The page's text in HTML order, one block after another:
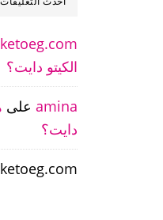
ketoeg.com
الكيتو دايت؟
amina على
دايت؟
ketoeg.com